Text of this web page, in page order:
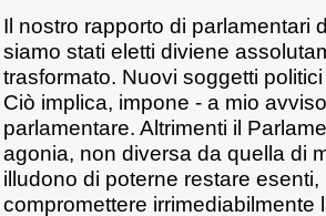
Il nostro rapporto di parlamentari
siamo stati eletti diviene
trasformato. Nuovi soggetti
Ciò implica, impone - a mio
parlamentare. Altrimenti il
agonia, non diversa da quella di
illudono di poterne restare
compromettere